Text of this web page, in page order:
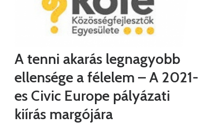
A tenni akarás legnagyobb
ellensége a félelem – A 2021-
es Civic Europe pályázati
kiírás margójára